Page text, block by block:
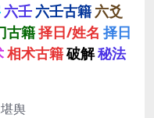
六壬 六壬古籍 六爻
古籍择日/姓名 择日
相术古籍破解秘法
舆